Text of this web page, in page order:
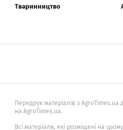
Тваринництво
Передрук матеріалів з
на AgroTimes.ua.
Всі матеріали, які розміщені на